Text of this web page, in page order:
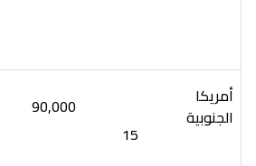
أمريكا
الجنوبية
15
90,000